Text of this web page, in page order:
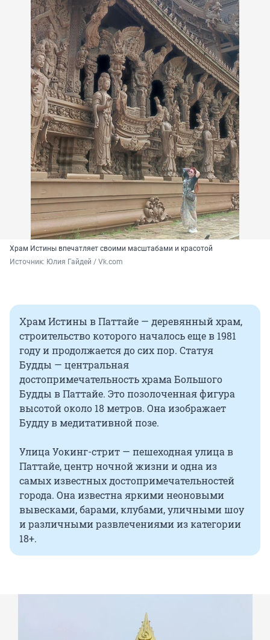
Храм Истины впечатляет своими масштабами и красотой
Источник: Юлия Гайдей / Vk.com
Храм Истины в Паттайе — деревянный храм,
строительство которого началось еще в 1981
году и продолжается до сих пор. Статуя
Будды — центральная
достопримечательность храма Большого
Будды в Паттайе. Это позолоченная фигура
высотой около 18 метров. Она изображает
Будду в медитативной позе.
Улица Уокинг-стрит — пешеходная улица в
Паттайе, центр ночной жизни и одна из
самых известных достопримечательностей
города. Она известна яркими неоновыми
вывесками, барами, клубами, уличными шоу
и различными развлечениями из категории
18+.